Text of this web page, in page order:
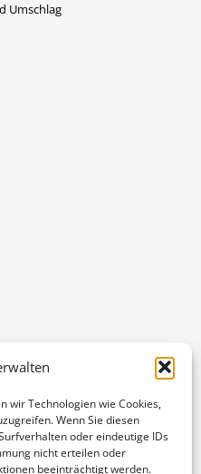
wir Technologien wie Cookies,
Wenn Sie diesen
oder eindeutige IDs
nicht erteilen oder
beeinträchtigt werden.
Umschlag